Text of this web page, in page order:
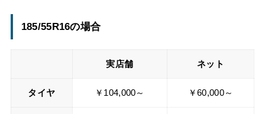
185/55R16の場合
実店舗 ネット
タイヤ ￥104,000～ ￥60,000～